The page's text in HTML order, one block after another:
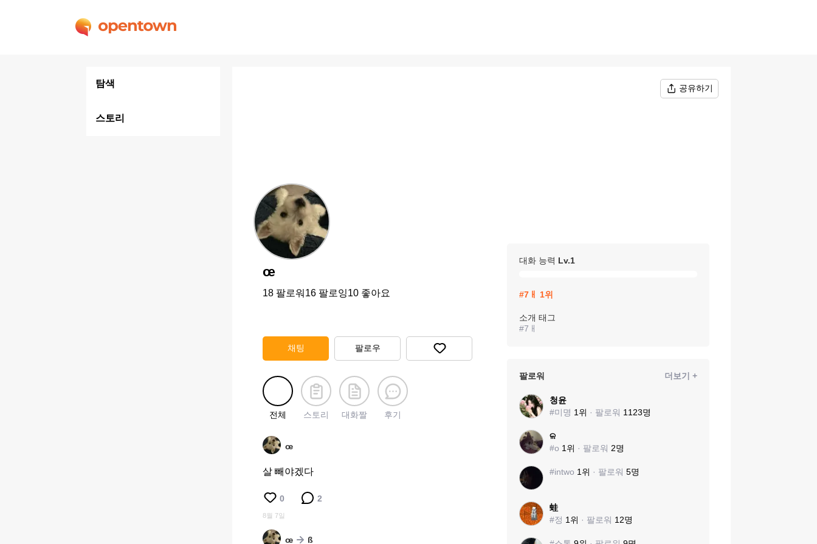
탐색
스토리
공유하기
œ
18 팔로워 16 팔로잉10 좋아요
채팅 팔로우
전체 스토리 대화짤 후기
œ
살 빼야겠다
0 2
8월 7일
œ ß
대화 능력 Lv.1
#7ㅐ 1위
소개 태그
#7ㅐ
팔로워 더보기 +
청윤
#미명 1 위 · 팔로워 1123명
ଳ
#o 1 위 · 팔로워 2명
#intwo 1 위 · 팔로워 5명
蛙
#정 1 위 · 팔로워 12명